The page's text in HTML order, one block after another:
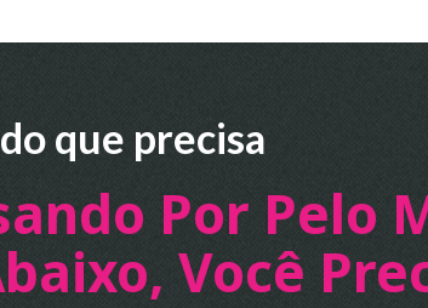
que precisa
Por Pelo
Você